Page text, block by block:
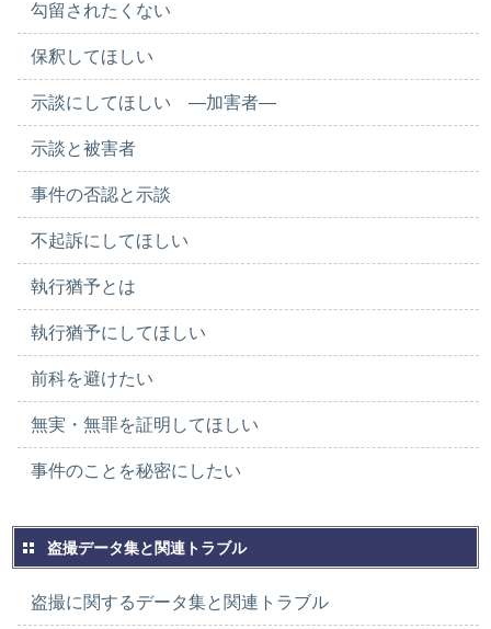
勾留されたくない
保釈してほしい
示談にしてほしい ―加害者―
示談と被害者
事件の否認と示談
不起訴にしてほしい
執行猶予とは
執行猶予にしてほしい
前科を避けたい
無実・無罪を証明してほしい
事件のことを秘密にしたい
盗撮データ集と関連トラブル
盗撮に関するデータ集と関連トラブル